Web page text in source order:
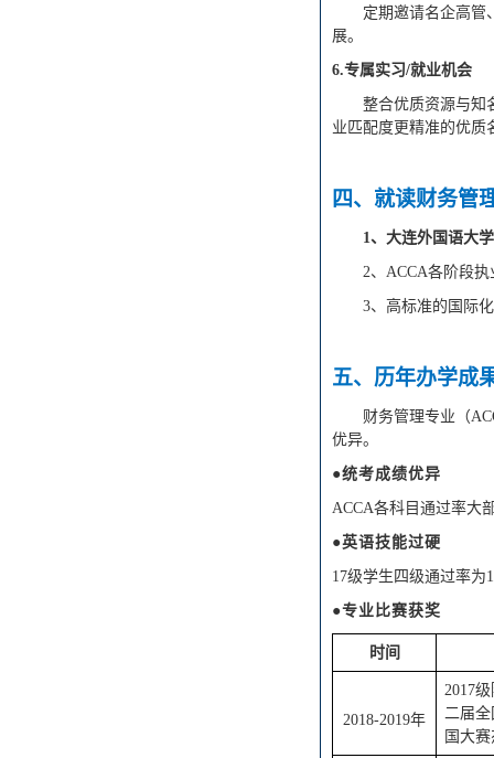
定期邀请名企高管
展。
6.专属实习/就业机会
整合优质资源与知
业匹配度更精准的优质
四、就读财务管
1、 大连外国语大
2、 ACCA各阶段
3、 高标准的国际
五、历年办学成
财务管理专业（
优异。
●统考成绩优异
ACCA各科目通过率大
●英语技能过硬
17级学生四级通过率为
●专业比赛获奖
时间
2018-2019年
2017
二届
国大